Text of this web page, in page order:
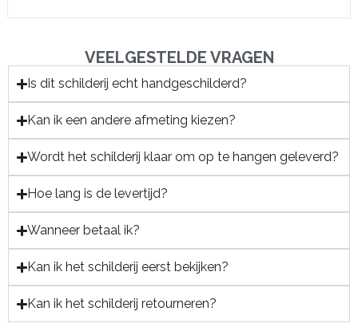
VEELGESTELDE VRAGEN
Is dit schilderij echt handgeschilderd?
Kan ik een andere afmeting kiezen?
Wordt het schilderij klaar om op te hangen geleverd?
Hoe lang is de levertijd?
Wanneer betaal ik?
Kan ik het schilderij eerst bekijken?
Kan ik het schilderij retourneren?